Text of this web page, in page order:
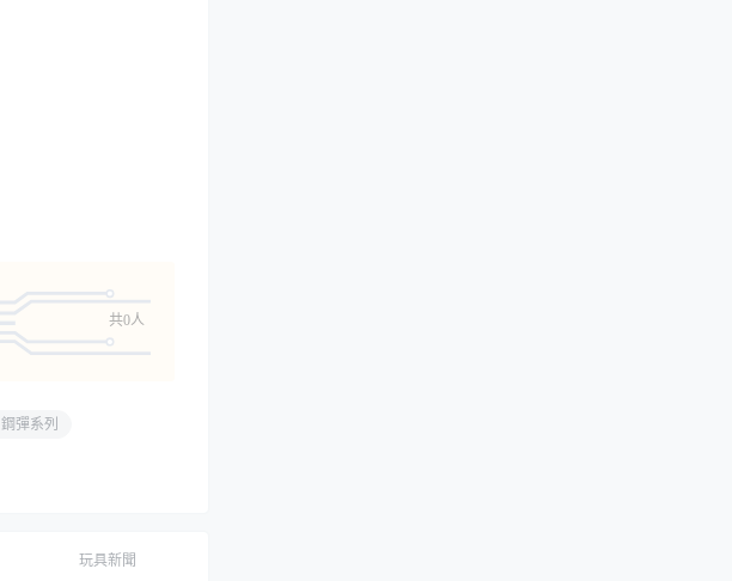
共0人
鋼彈系列
玩具新聞